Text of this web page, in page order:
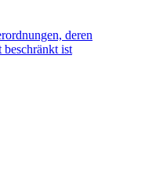
deren
beschränkt ist